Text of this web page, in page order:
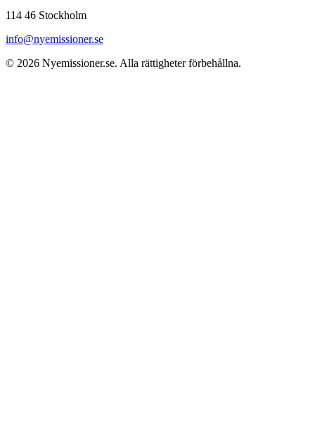
114 46 Stockholm
info@nyemissioner.se
© 2026 Nyemissioner.se. Alla rättigheter förbehållna.